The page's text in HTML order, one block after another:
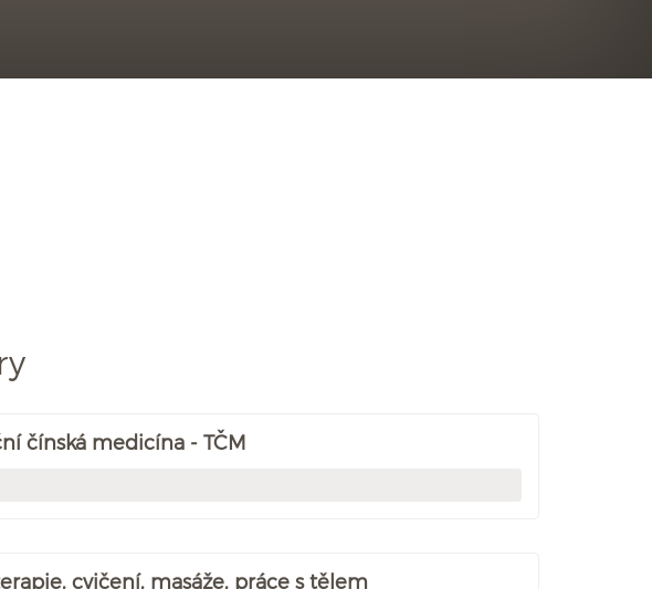
čínská medicína - TČM
cvičení, masáže, práce s tělem